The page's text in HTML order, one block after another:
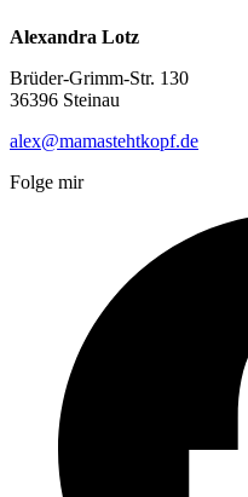
Alexandra Lotz
Brüder-Grimm-Str. 130
36396 Steinau
alex@mamastehtkopf.de
Folge mir